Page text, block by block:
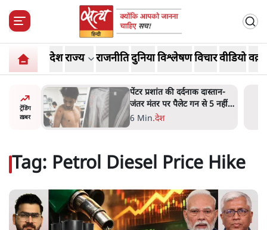
देशराज्य राजनीतिदुनियाविश्लेषणविचारवीडियो
ट्रेंडिंग
ख़बर
पर मोदी-
पेंटर प्रशांत की दर्दनाक दास्तान-
जंतर मंतर पर पैलेट गन से 5 नहीं,
6 लोग घायल हुए
6 Min.देश
Tag: Petrol Diesel Price Hike